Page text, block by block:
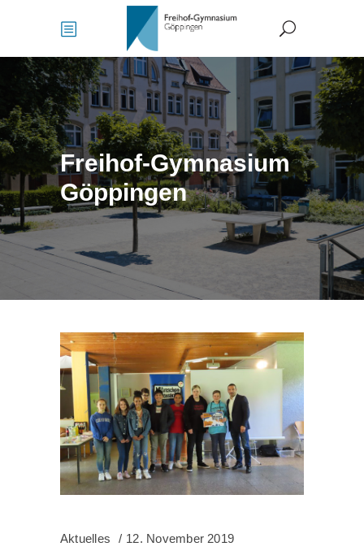
Freihof-Gymnasium
Göppingen
Aktuelles 12. November 2019